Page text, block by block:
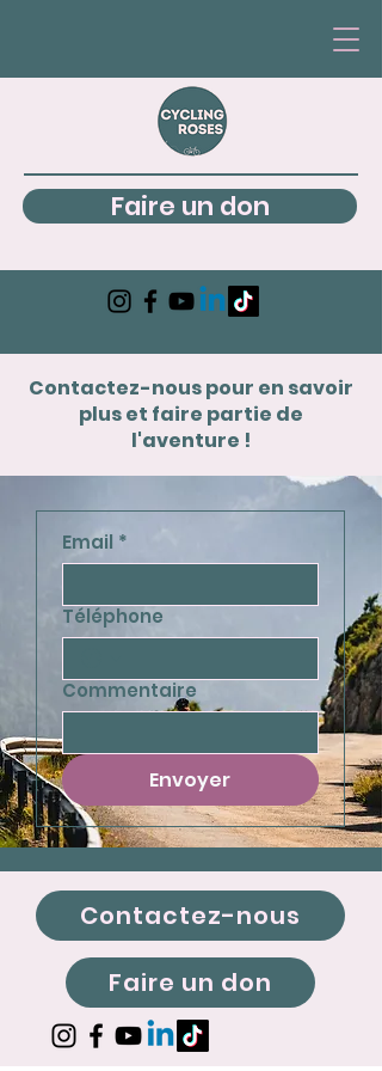
Faire un don
Contactez-nous pour en savoir
plus et faire partie de
l'aventure !
Email *
Téléphone
Commentaire
Envoyer
Contactez-nous
Faire un don